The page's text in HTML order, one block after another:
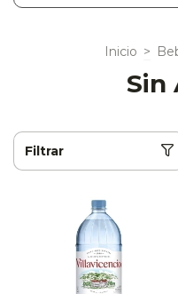
Inicio >
Sin
Filtrar